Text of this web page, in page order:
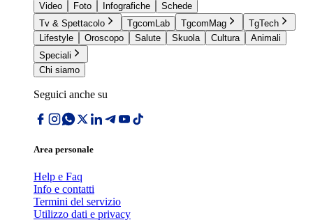
Video
Foto Infografiche
Schede
Tv & Spettacolo
TgcomLab TgcomMag
TgTech
Lifestyle
Oroscopo Salute Skuola Cultura
Animali
Speciali
Chi siamo
Seguici anche su
Area personale
Help e Faq
Info e contatti
Termini del servizio
Utilizzo dati e privacy